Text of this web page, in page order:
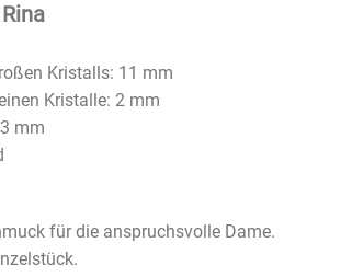
Kristalls: 11 mm
Kristalle: 2 mm
mm
für die anspruchsvolle Dame.